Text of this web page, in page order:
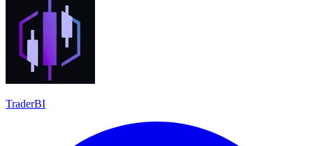
TraderBI